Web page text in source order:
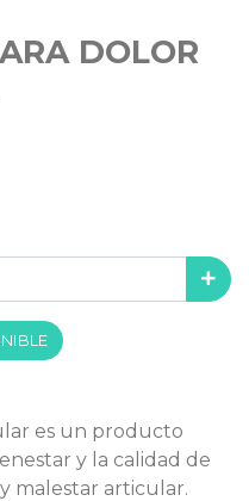
DOLOR
es un producto
y la calidad de
malestar articular.